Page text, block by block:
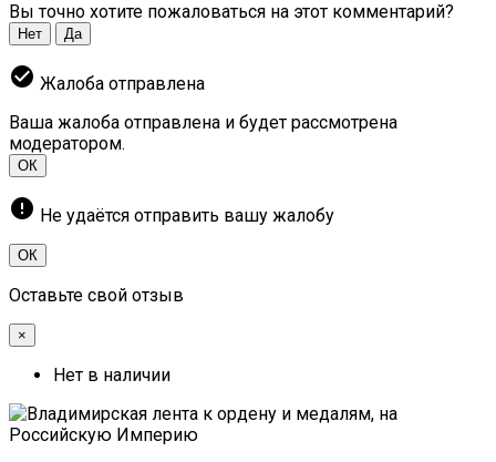
Вы точно хотите пожаловаться на этот комментарий?
Нет Да
check_circle Жалоба отправлена
Ваша жалоба отправлена и будет рассмотрена
модератором.
ОК
error Не удаётся отправить вашу жалобу
ОК
Оставьте свой отзыв
×
Нет в наличии